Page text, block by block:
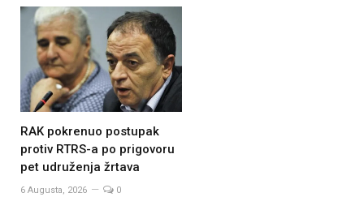
RAK pokrenuo postupak
protiv RTRS-a po prigovoru
pet udruženja žrtava
6 Augusta, 2026 0